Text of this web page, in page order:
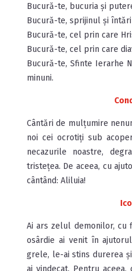
Bucură-te, bucuria și
Bucură-te, sprijinul și
Bucură-te, cel prin care
Bucură-te, cel prin care
Bucură-te, Sfinte Ierarhe
minuni.
Cântări de mulțumire
noi cei ocrotiți sub
ne­cazurile noastre,
tristețea. De aceea, cu
cântând: Aliluia!
Ai ars zelul demonilor, cu
osârdie ai venit în
grele, le-ai stins durerea
ai vindecat. Pentru